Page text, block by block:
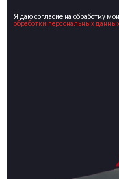
Я даю согласие на обработку
обработки персональных